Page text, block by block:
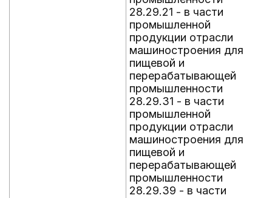
28.29.21 - в части
промышленной
продукции отрасли
машиностроения для
пищевой и
перерабатывающей
промышленности
28.29.31 - в части
промышленной
продукции отрасли
машиностроения для
пищевой и
перерабатывающей
промышленности
28.29.39 - в части